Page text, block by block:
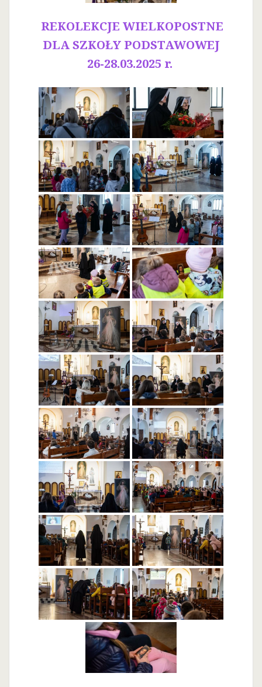
REKOLEKCJE WIELKOPOSTNE
DLA SZKOŁY PODSTAWOWEJ
26-28.03.2025 r.